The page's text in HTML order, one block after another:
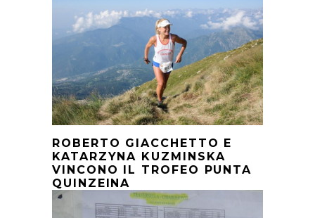
ROBERTO GIACCHETTO E
KATARZYNA KUZMINSKA
VINCONO IL TROFEO PUNTA
QUINZEINA